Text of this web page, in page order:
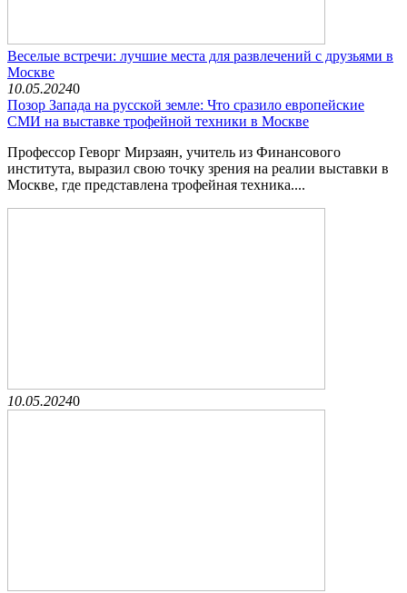
Веселые встречи: лучшие места для развлечений с друзьями в
Москве
10.05.20240
Позор Запада на русской земле: Что сразило европейские
СМИ на выставке трофейной техники в Москве
Профессор Геворг Мирзаян, учитель из Финансового
института, выразил свою точку зрения на реалии выставки в
Москве, где представлена трофейная техника....
10.05.20240